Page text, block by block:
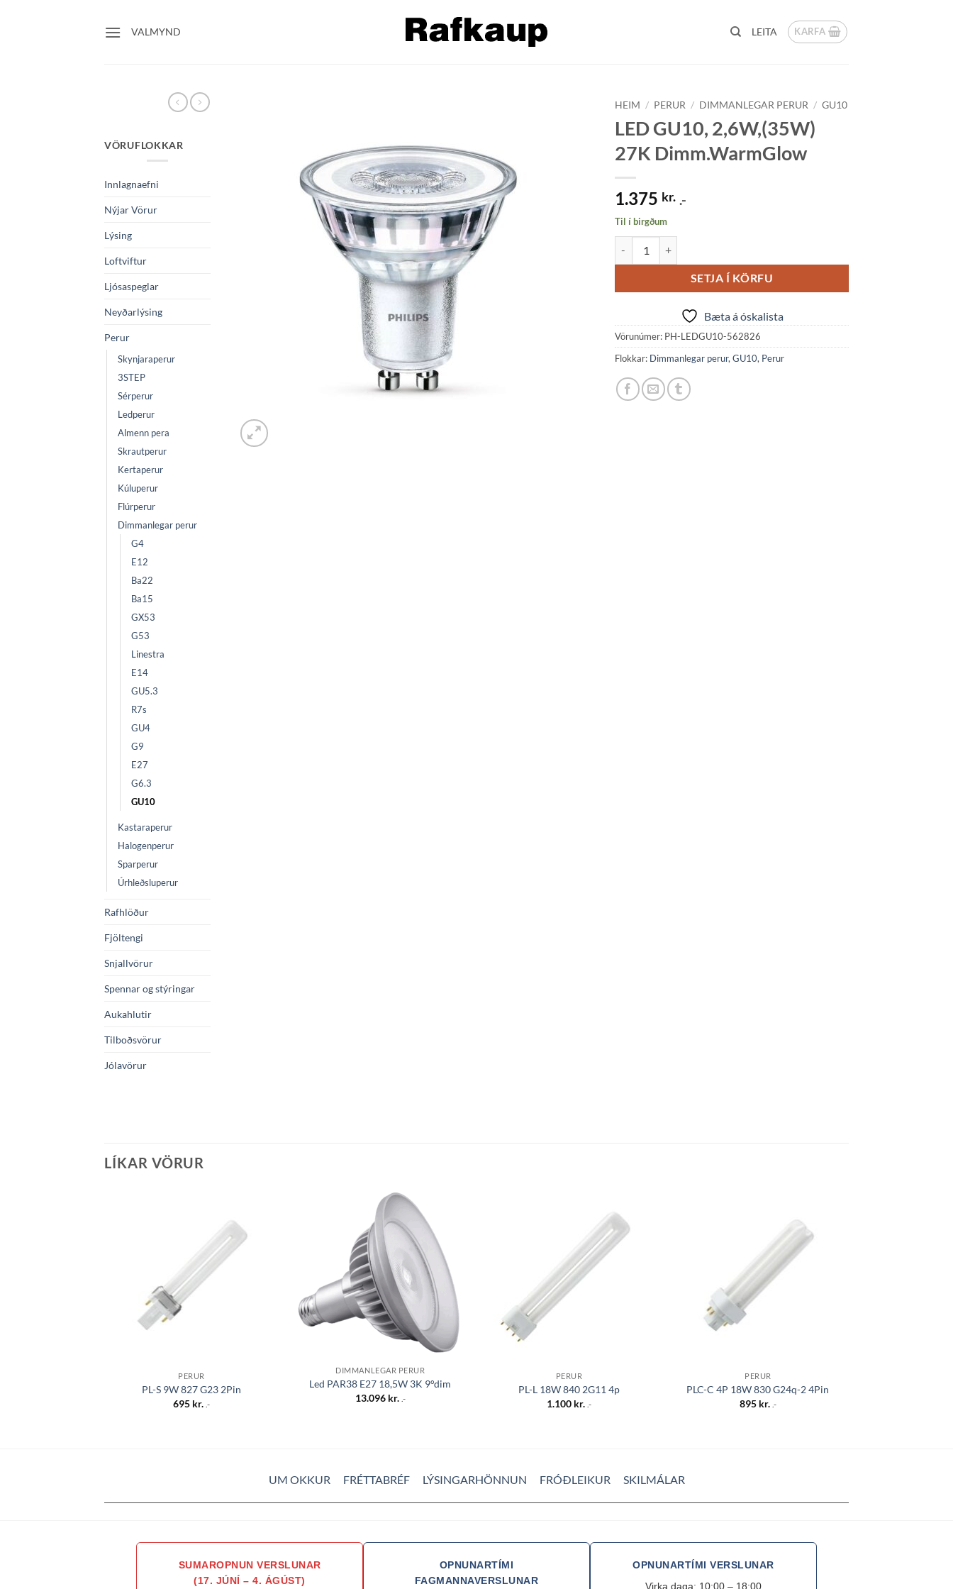
VALMYND LEITA KARFA
VÖRUFLOKKAR
Innlagnaefni
Nýjar Vörur
Lýsing
Loftviftur
Ljósaspeglar
Neyðarlýsing
Perur
Skynjaraperur
3STEP
Sérperur
Ledperur
Almenn pera
Skrautperur
Kertaperur
Kúluperur
Flúrperur
Dimmanlegar perur
G4
E12
Ba22
Ba15
GX53
G53
Linestra
E14
GU5.3
R7s
GU4
G9
E27
G6.3
GU10
Kastaraperur
Halogenperur
Sparperur
Úrhleðsluperur
Rafhlöður
Fjöltengi
Snjallvörur
Spennar og stýringar
Aukahlutir
Tilboðsvörur
Jólavörur
HEIM / PERUR / DIMMANLEGAR PERUR / GU10
LED GU10, 2,6W,(35W)
27K Dimm.WarmGlow
1.375 kr. .-
Til í birgðum
SETJA Í KÖRFU
Bæta á óskalista
Vörunúmer: PH-LEDGU10-562826
Flokkar: Dimmanlegar perur, GU10, Perur
LÍKAR VÖRUR
Bæta á
óskalista
PERUR
PL-S 9W 827 G23 2Pin
695 kr. .-
Bæta á
óskalista
DIMMANLEGAR PERUR
Led PAR38 E27 18,5W 3K 9°dim
13.096 kr. .-
Bæta á
óskalista
PERUR
PL-L 18W 840 2G11 4p
1.100 kr. .-
Bæta á
óskalista
PERUR
PLC-C 4P 18W 830 G24q-2 4Pin
895 kr. .-
UM OKKUR FRÉTTABRÉF LÝSINGARHÖNNUN FRÓÐLEIKUR SKILMÁLAR
SUMAROPNUN VERSLUNAR
(17. JÚNÍ – 4. ÁGÚST)
OPNUNARTÍMI
FAGMANNAVERSLUNAR
OPNUNARTÍMI VERSLUNAR
Virka daga: 10:00 – 18:00